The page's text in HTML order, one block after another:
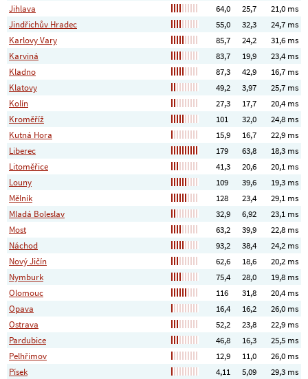
Jihlava
64,0 25,7
21,0 ms
Jindřichův Hradec
55,0 32,3
24,7 ms
Karlovy Vary
85,7 24,2
31,6 ms
Karviná
83,7 19,9
23,4 ms
Kladno
87,3 42,9
16,7 ms
Klatovy
49,2 3,97
25,7 ms
Kolín
27,3 17,7
20,4 ms
Kroměříž
101 32,0
24,8 ms
Kutná Hora
15,9 16,7
22,9 ms
Liberec
179 63,8
18,3 ms
Litoměřice
41,3 20,6
20,1 ms
Louny
109 39,6
19,3 ms
Mělník
128 23,4
29,1 ms
Mladá Boleslav
32,9 6,92
23,1 ms
Most
63,2 39,9
22,8 ms
Náchod
93,2 38,4
24,2 ms
Nový Jičín
62,6 18,6
20,2 ms
Nymburk
75,4 28,0
19,8 ms
Olomouc
116 31,8
20,4 ms
Opava
16,4 16,2
26,0 ms
Ostrava
52,2 23,8
22,9 ms
Pardubice
46,8 16,3
25,5 ms
Pelhřimov
12,9 11,0
26,0 ms
Písek
4,11 5,09
29,3 ms